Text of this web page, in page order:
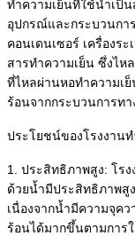
ทำความเย็นที่ใช้น้ำเป็
อุปกรณ์และกระบวนกา
คอนเดนเซอร์ เครื่องร
สารทำความเย็น ซึ่งไห
ที่ไหลผ่านหอทำความเ
ร้อนจากกระบวนการท
ประโยชน์ของโรงงาน
1. ประสิทธิภาพสูง: โร
ด้วยน้ำมีประสิทธิภาพสูง
เนื่องจากน้ำมีความจุค
ร้อนได้มากขึ้นตามการ